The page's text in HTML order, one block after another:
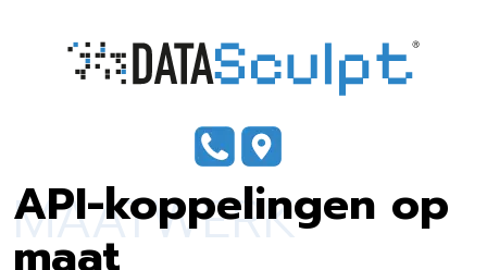
MAATWERK
API-koppelingen op
maat